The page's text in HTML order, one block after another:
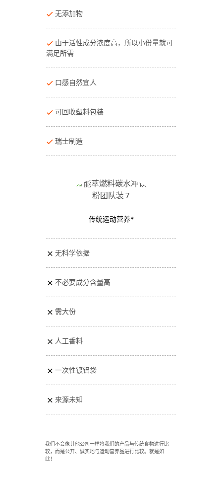
无添加物
由于活性成分浓度高，所以小份量就可
满足所需
口感自然宜人
可回收塑料包装
瑞士制造
传统运动营养*
无科学依据
不必要成分含量高
需大份
人工香料
一次性镀铝袋
来源未知
我们不会像其他公司一样将我们的产品与传统食物进行比
较，而是公开、诚实地与运动营养品进行比较。就是如
此！